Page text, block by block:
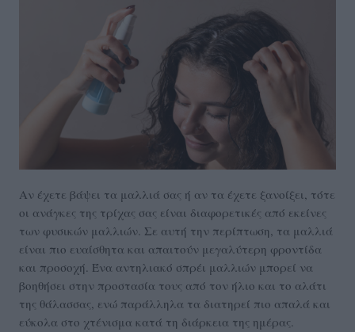
Αν έχετε βάψει τα μαλλιά σας ή αν τα έχετε ξανοίξει, τότε
οι ανάγκες της τρίχας σας είναι διαφορετικές από εκείνες
των φυσικών μαλλιών. Σε αυτή την περίπτωση, τα μαλλιά
είναι πιο ευαίσθητα και απαιτούν μεγαλύτερη φροντίδα
και προσοχή. Ένα αντηλιακό σπρέι μαλλιών μπορεί να
βοηθήσει στην προστασία τους από τον ήλιο και το αλάτι
της θάλασσας, ενώ παράλληλα τα διατηρεί πιο απαλά και
εύκολα στο χτένισμα κατά τη διάρκεια της ημέρας.